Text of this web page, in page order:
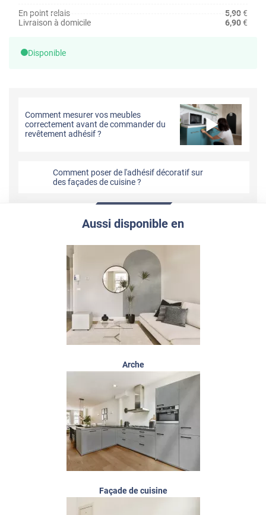
En point relais
5,90€
Livraison à domicile
6,90€
Disponible
Comment mesurer vos meubles
correctement avant de commander du
revêtement adhésif ?
Comment poser de l'adhésif décoratif sur
des façades de cuisine ?
Aussi disponible en
Arche
Façade de cuisine